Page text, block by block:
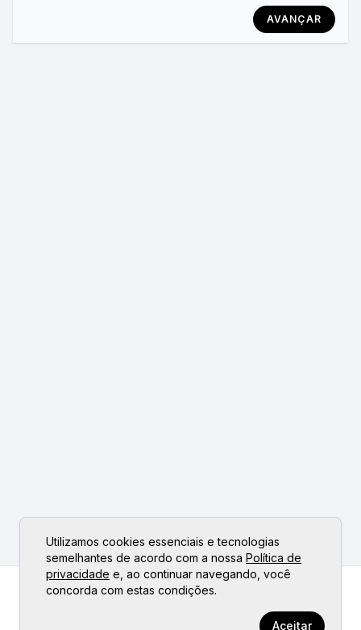
AVANÇAR
Utilizamos cookies essenciais e tecnologias
semelhantes de acordo com a nossa Política de
privacidade e, ao continuar navegando, você
concorda com estas condições.
Aceitar